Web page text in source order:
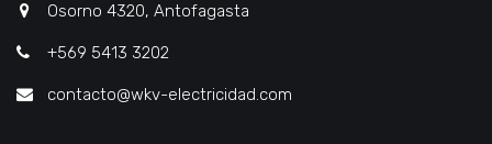
Osorno 4320, Antofagasta
+569 5413 3202
contacto@wkv-electricidad.com